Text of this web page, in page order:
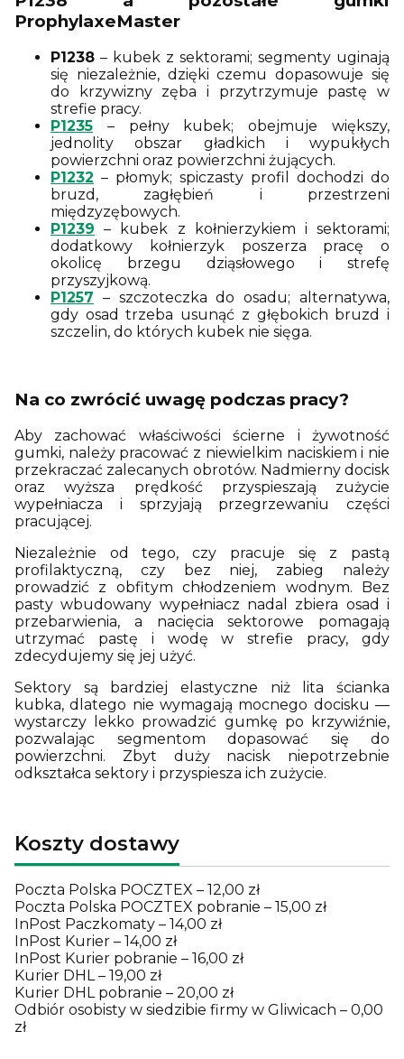
ProphylaxeMaster
P1238 – kubek z sektorami; segmenty uginają
się niezależnie, dzięki czemu dopasowuje się
do krzywizny zęba i przytrzymuje pastę w
strefie pracy.
P1235 – pełny kubek; obejmuje większy,
jednolity obszar gładkich i wypukłych
powierzchni oraz powierzchni żujących.
P1232 – płomyk; spiczasty profil dochodzi do
bruzd, zagłębień i przestrzeni
międzyzębowych.
P1239 – kubek z kołnierzykiem i sektorami;
dodatkowy kołnierzyk poszerza pracę o
okolicę brzegu dziąsłowego i strefę
przyszyjkową.
P1257 – szczoteczka do osadu; alternatywa,
gdy osad trzeba usunąć z głębokich bruzd i
szczelin, do których kubek nie sięga.
Na co zwrócić uwagę podczas pracy?
Aby zachować właściwości ścierne i żywotność
gumki, należy pracować z niewielkim naciskiem i nie
przekraczać zalecanych obrotów. Nadmierny docisk
oraz wyższa prędkość przyspieszają zużycie
wypełniacza i sprzyjają przegrzewaniu części
pracującej.
Niezależnie od tego, czy pracuje się z pastą
profilaktyczną, czy bez niej, zabieg należy
prowadzić z obfitym chłodzeniem wodnym. Bez
pasty wbudowany wypełniacz nadal zbiera osad i
przebarwienia, a nacięcia sektorowe pomagają
utrzymać pastę i wodę w strefie pracy, gdy
zdecydujemy się jej użyć.
Sektory są bardziej elastyczne niż lita ścianka
kubka, dlatego nie wymagają mocnego docisku —
wystarczy lekko prowadzić gumkę po krzywiźnie,
pozwalając segmentom dopasować się do
powierzchni. Zbyt duży nacisk niepotrzebnie
odkształca sektory i przyspiesza ich zużycie.
Koszty dostawy
Poczta Polska POCZTEX – 12,00 zł
Poczta Polska POCZTEX pobranie – 15,00 zł
InPost Paczkomaty – 14,00 zł
InPost Kurier – 14,00 zł
InPost Kurier pobranie – 16,00 zł
Kurier DHL – 19,00 zł
Kurier DHL pobranie – 20,00 zł
Odbiór osobisty w siedzibie firmy w Gliwicach – 0,00
zł